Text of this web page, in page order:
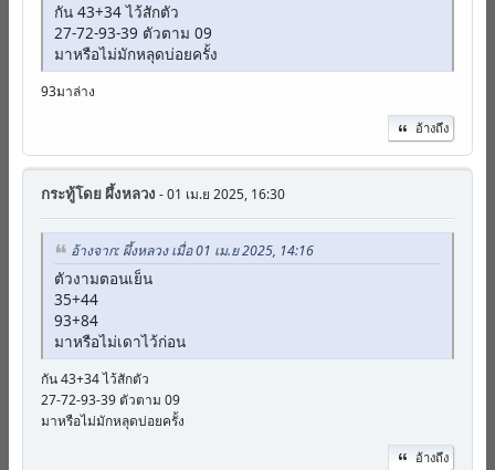
กัน 43+34 ไว้สักตัว
27-72-93-39 ตัวตาม 09
มาหรือไม่มักหลุดบ่อยครั้ง
93มาล่าง
อ้างถึง
กระทู้โดยผึ้งหลวง - 01 เม.ย 2025, 16:30
อ้างจาก: ผึ้งหลวง เมื่อ 01 เม.ย 2025, 14:16
ตัวงามตอนเย็น
35+44
93+84
มาหรือไม่เดาไว้ก่อน
กัน 43+34 ไว้สักตัว
27-72-93-39 ตัวตาม 09
มาหรือไม่มักหลุดบ่อยครั้ง
อ้างถึง